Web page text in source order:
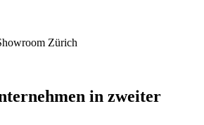
in zweiter